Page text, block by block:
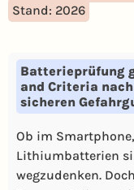
Stand: 2026
Batterieprüfung
and Criteria
sicheren
Ob im
Lithiumbatterien
wegzudenken.